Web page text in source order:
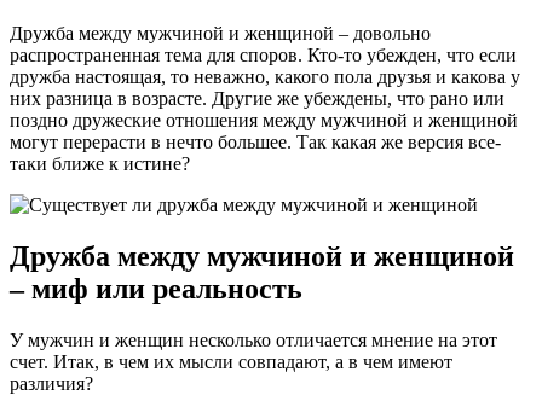
Дружба между мужчиной и женщиной – довольно
распространенная тема для споров. Кто-то убежден, что если
дружба настоящая, то неважно, какого пола друзья и какова у
них разница в возрасте. Другие же убеждены, что рано или
поздно дружеские отношения между мужчиной и женщиной
могут перерасти в нечто большее. Так какая же версия все-
таки ближе к истине?
Дружба между мужчиной и женщиной
– миф или реальность
У мужчин и женщин несколько отличается мнение на этот
счет. Итак, в чем их мысли совпадают, а в чем имеют
различия?